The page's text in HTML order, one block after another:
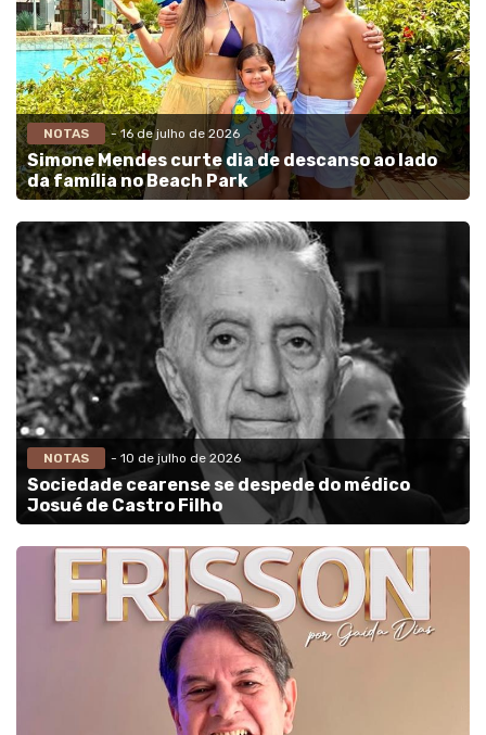
NOTAS - 16 de julho de 2026
Simone Mendes curte dia de descanso ao lado
da família no Beach Park
NOTAS - 10 de julho de 2026
Sociedade cearense se despede do médico
Josué de Castro Filho